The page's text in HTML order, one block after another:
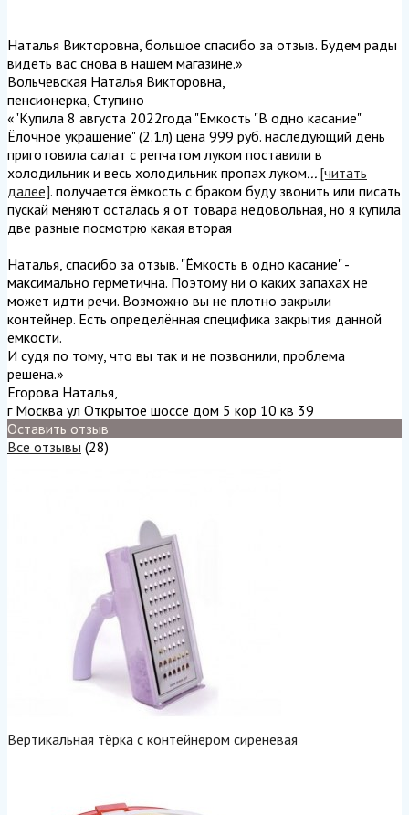
Наталья Викторовна, большое спасибо за отзыв. Будем рады
видеть вас снова в нашем магазине.»
Вольчевская Наталья Викторовна,
пенсионерка, Ступино
«"Купила 8 августа 2022года "Емкость "В одно касание"
Ёлочное украшение" (2.1л) цена 999 руб. наследующий день
приготовила салат с репчатом луком поставили в
холодильник и весь холодильник пропах луком... [читать
далее]. получается ёмкость с браком буду звонить или писать
пускай меняют осталась я от товара недовольная, но я купила
две разные посмотрю какая вторая
Наталья, спасибо за отзыв. "Ёмкость в одно касание" -
максимально герметична. Поэтому ни о каких запахах не
может идти речи. Возможно вы не плотно закрыли
контейнер. Есть определённая специфика закрытия данной
ёмкости.
И судя по тому, что вы так и не позвонили, проблема
решена.»
Егорова Наталья,
г Москва ул Открытое шоссе дом 5 кор 10 кв 39
Оставить отзыв
Все отзывы (28)
Вертикальная тёрка с контейнером сиреневая